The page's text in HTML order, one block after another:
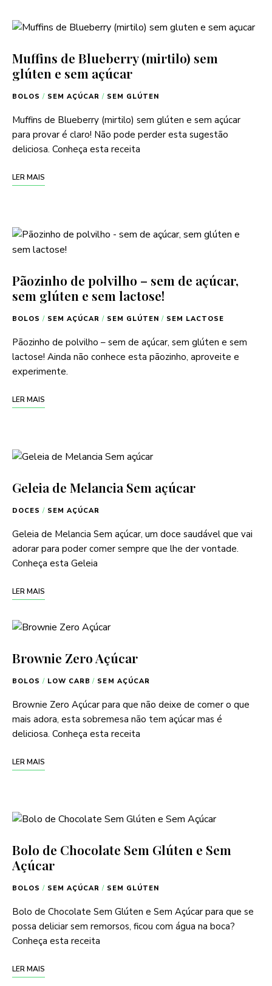
Muffins de Blueberry (mirtilo) sem
glúten e sem açúcar
BOLOS / SEM AÇÚCAR / SEM GLÚTEN
Muffins de Blueberry (mirtilo) sem glúten e sem açúcar
para provar é claro! Não pode perder esta sugestão
deliciosa. Conheça esta receita
LER MAIS
Pãozinho de polvilho – sem de açúcar,
sem glúten e sem lactose!
BOLOS / SEM AÇÚCAR / SEM GLÚTEN / SEM LACTOSE
Pãozinho de polvilho – sem de açúcar, sem glúten e sem
lactose! Ainda não conhece esta pãozinho, aproveite e
experimente.
LER MAIS
Geleia de Melancia Sem açúcar
DOCES / SEM AÇÚCAR
Geleia de Melancia Sem açúcar, um doce saudável que vai
adorar para poder comer sempre que lhe der vontade.
Conheça esta Geleia
LER MAIS
Brownie Zero Açúcar
BOLOS / LOW CARB / SEM AÇÚCAR
Brownie Zero Açúcar para que não deixe de comer o que
mais adora, esta sobremesa não tem açúcar mas é
deliciosa. Conheça esta receita
LER MAIS
Bolo de Chocolate Sem Glúten e Sem
Açúcar
BOLOS / SEM AÇÚCAR / SEM GLÚTEN
Bolo de Chocolate Sem Glúten e Sem Açúcar para que se
possa deliciar sem remorsos, ficou com água na boca?
Conheça esta receita
LER MAIS